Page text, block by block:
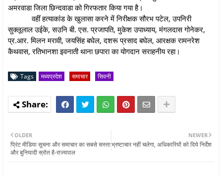
अमरवाडा जिला छिन्दवाडा को गिरफतार किया गया है।
वहीं हत्याकांड के खुलासा करने में निरीक्षक सौरभ पटेल, उपनिरी
सुक्लूलाल उईके, सउनि बी. एस. प्रजापति, मुकेश उपाध्याय, मंगलदास गोनेकर,
प्र.आर. मिलन मरावी, जयसिंह बघेल, दशरू प्रसाद बघेल, आरक्षक रामनरेश
कैथवास, रतिभानशा इवनाती थाना छपारा का योगदान सराहनीय रहा।
Tags मध्यप्रदेश समाचार सिवनी
NEWER
भ्रष्टाचार नहीं चलेगा, अधिकारियों को दिये निर्देश
OLDER
प्रिंट मीडिया सूचना और समाचार का सबसे सस्ता
और बुनियादी स्रोत है-राज्यपाल